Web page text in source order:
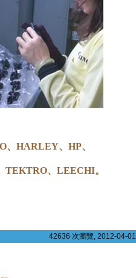
HARLEY、HP、
TEKTRO、LEECHI。
42636 次瀏覽, 2012-04-01